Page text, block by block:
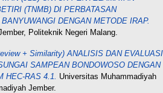
(TNMB) DI PERBATASAN
DENGAN METODE IRAP.
Politeknik Negeri Malang.
+ Similarity) ANALISIS DAN EVALUASI
SAMPEAN BONDOWOSO DENGAN
HEC-RAS 4.1. Universitas Muhammadiyah
Jember.